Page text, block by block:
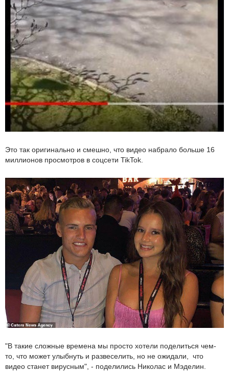
Это так оригинально и смешно, что видео набрало больше 16
миллионов просмотров в соцсети TikTok.
"В такие сложные времена мы просто хотели поделиться чем-
то, что может улыбнуть и развеселить, но не ожидали, что
видео станет вирусным", - поделились Николас и Мэделин.